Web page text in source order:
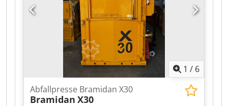
Freitag von 9:00 bis 16:30 Uhr geöffnet. Adresse:
11/14 Avenue Marcelin Berthelot, 92390
Villeneuve-la-Garenne, Frankreich. Preis: 1.000 €,
verladen auf Ihrem LKW. Bei Bedarf stehen wir
Ihnen gerne für weitere Informationen zur
1 / 6
Abfallpresse Bramidan X30
Bramidan X30